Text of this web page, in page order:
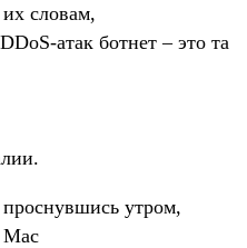
словам,
атак ботнет – это та
утром,
Mac